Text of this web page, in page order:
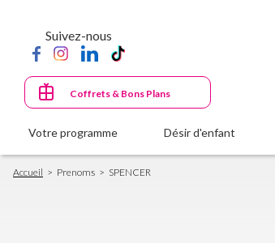
principal
Suivez-nous
Coffrets & Bons Plans
Votre programme Désir d'enfant
Fil
d'Ariane
Accueil Prenoms SPENCER